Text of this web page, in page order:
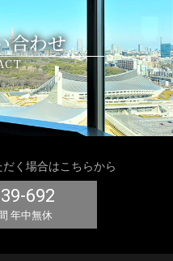
合わせ
く場合はこちらから
692
年中無休